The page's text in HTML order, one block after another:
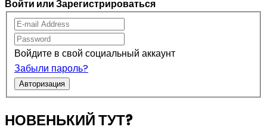
Войти или Зарегистрироваться
Войдите в свой социальный аккаунт
Забыли пароль?
Авторизация
НОВЕНЬКИЙ ТУТ?